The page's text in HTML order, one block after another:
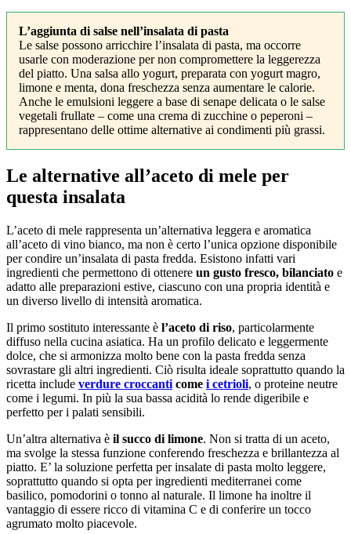
L’aggiunta di salse nell’insalata di pasta
Le salse possono arricchire l’insalata di pasta, ma occorre
usarle con moderazione per non compromettere la leggerezza
del piatto. Una salsa allo yogurt, preparata con yogurt magro,
limone e menta, dona freschezza senza aumentare le calorie.
Anche le emulsioni leggere a base di senape delicata o le salse
vegetali frullate – come una crema di zucchine o peperoni –
rappresentano delle ottime alternative ai condimenti più grassi.
Le alternative all’aceto di mele per
questa insalata
L’aceto di mele rappresenta un’alternativa leggera e aromatica
all’aceto di vino bianco, ma non è certo l’unica opzione disponibile
per condire un’insalata di pasta fredda. Esistono infatti vari
ingredienti che permettono di ottenere un gusto fresco, bilanciato e
adatto alle preparazioni estive, ciascuno con una propria identità e
un diverso livello di intensità aromatica.
Il primo sostituto interessante è l’aceto di riso, particolarmente
diffuso nella cucina asiatica. Ha un profilo delicato e leggermente
dolce, che si armonizza molto bene con la pasta fredda senza
sovrastare gli altri ingredienti. Ciò risulta ideale soprattutto quando la
ricetta include verdure croccanti come i cetrioli, o proteine neutre
come i legumi. In più la sua bassa acidità lo rende digeribile e
perfetto per i palati sensibili.
Un’altra alternativa è il succo di limone. Non si tratta di un aceto,
ma svolge la stessa funzione conferendo freschezza e brillantezza al
piatto. E’ la soluzione perfetta per insalate di pasta molto leggere,
soprattutto quando si opta per ingredienti mediterranei come
basilico, pomodorini o tonno al naturale. Il limone ha inoltre il
vantaggio di essere ricco di vitamina C e di conferire un tocco
agrumato molto piacevole.